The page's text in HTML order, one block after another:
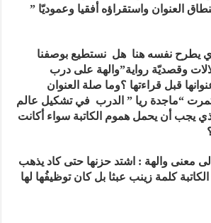
العنوان واستقراؤه أفقيا وعموديّا ”
يطرح نفسه هنا هل نستطيع بوصفنا
وقصديّة رواية”والهة على درب
قبل قراءتها ؟وما صلة العنوان
“ماجدة ريا ” الدرب في تشكيل عالم
الذي يجب أن يحمل هموم الكاتبة سواء أكانت
معنى والهة : اشتد حزنها حتى كاد يذهب
كلمة زينب عبثا بل كان توظيفُها لها